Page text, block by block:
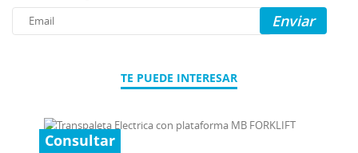
Enviar
TE PUEDE INTERESAR
Consultar